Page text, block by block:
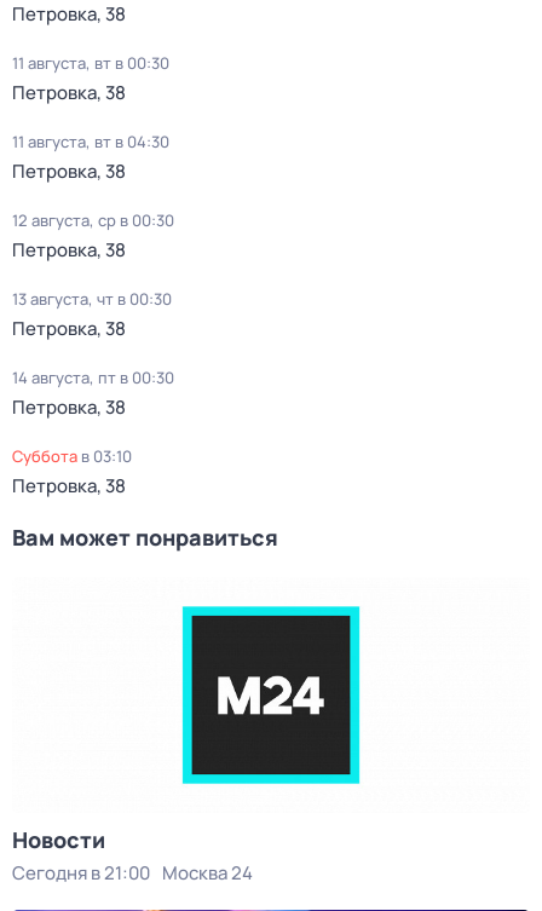
Петровка, 38
11 августа, вт в 00:30
Петровка, 38
11 августа, вт в 04:30
Петровка, 38
12 августа, ср в 00:30
Петровка, 38
13 августа, чт в 00:30
Петровка, 38
14 августа, пт в 00:30
Петровка, 38
суббота в 03:10
Петровка, 38
Вам может понравиться
Новости
Сегодня в 21:00 Москва 24